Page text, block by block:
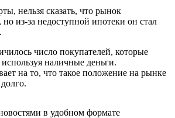
нельзя сказать, что рынок
из-за недоступной ипотеки он стал
число покупателей, которые
наличные деньги.
на то, что такое положение на рынке
в удобном формате